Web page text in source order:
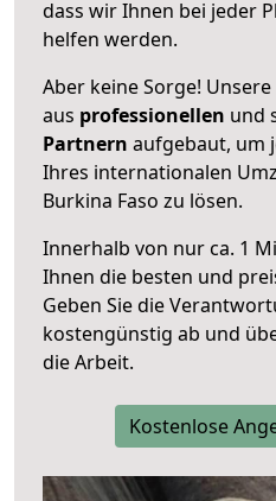
dass wir Ihnen bei jeder
helfen werden.
Aber keine Sorge!
aus professionellen und
Partnern aufgebaut, um
Ihres internationalen
Burkina Faso zu lösen.
Innerhalb von nur ca. 1
Ihnen die besten und
Geben Sie die
kostengünstig ab und
die Arbeit.
Kostenlose